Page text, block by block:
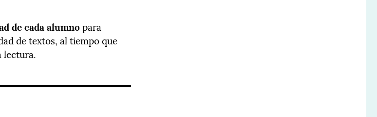
de cada alumnopara
de textos, al tiempo que
lectura.